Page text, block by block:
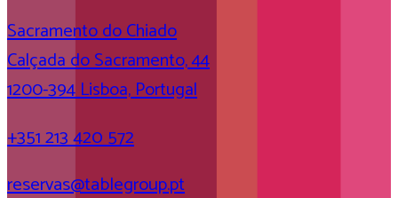
Sacramento do Chiado
Calçada do Sacramento, 44
1200-394 Lisboa, Portugal
+351 213 420 572
reservas@tablegroup.pt